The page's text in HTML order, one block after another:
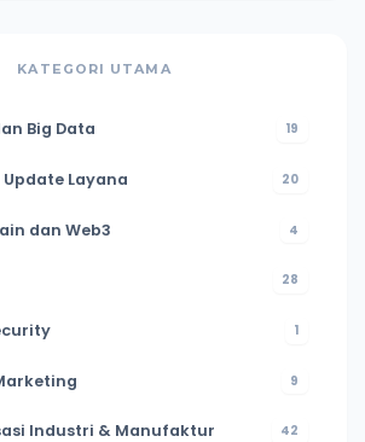
KATEGORI UTAMA
Big Data 19
Layana 20
dan Web3 4
28
1
9
Industri & Manufaktur 42